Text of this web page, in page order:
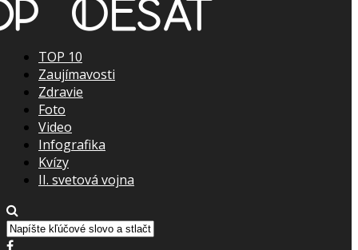
TOP 10
Zaujímavosti
Zdravie
Foto
Video
Infografika
Kvízy
II. svetová vojna